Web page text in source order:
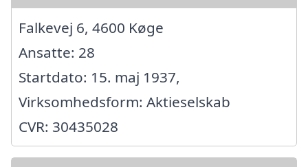
Falkevej 6, 4600 Køge
Ansatte: 28
Startdato: 15. maj 1937,
Virksomhedsform: Aktieselskab
CVR: 30435028